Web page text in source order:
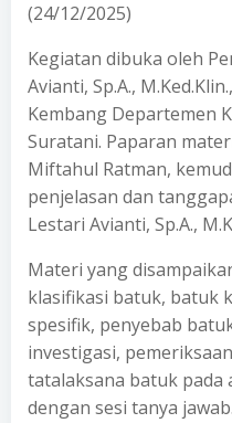
(24/12/2025)
Kegiatan dibuka oleh
Avianti, Sp.A.,
Kembang Departemen
Suratani. Paparan
Miftahul Ratman,
penjelasan dan
Lestari Avianti, Sp.A.,
Materi yang
klasifikasi batuk, batuk
spesifik, penyebab
investigasi,
tatalaksana batuk pada
dengan sesi tanya jawab.